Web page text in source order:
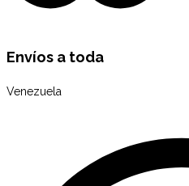
Envíos a toda
Venezuela